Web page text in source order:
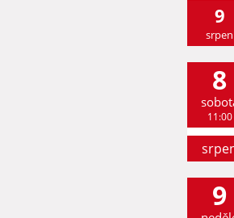
9
srpen
8
11:00
9